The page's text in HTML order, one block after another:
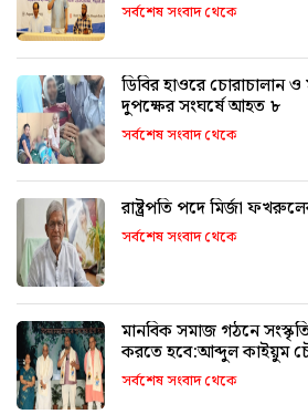
সর্বশেষ সংবাদ থেকে
ডিবির হাওরে চোরাচালান
দুপক্ষের সংঘর্ষে আহত ৮
সর্বশেষ সংবাদ থেকে
রাষ্ট্রপতি পদে মির্জা
সর্বশেষ সংবাদ থেকে
মানবিক সমাজ গঠনে
করতে হবে:আব্দুল কাইয়ুম
সর্বশেষ সংবাদ থেকে